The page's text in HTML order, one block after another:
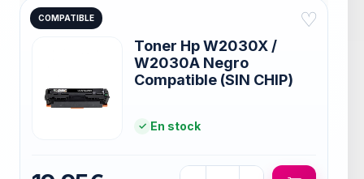
COMPATIBLE ♡
Toner Hp W2030X /
W2030A Negro
Compatible (SIN CHIP)
En stock